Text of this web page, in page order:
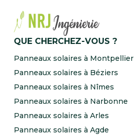
QUE CHERCHEZ-VOUS ?
Panneaux solaires à Montpellier
Panneaux solaires à Béziers
Panneaux solaires à Nîmes
Panneaux solaires à Narbonne
Panneaux solaires à Arles
Panneaux solaires à Agde